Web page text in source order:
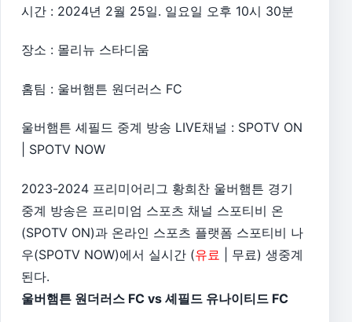
시간 : 2024년 2월 25일. 일요일 오후 10시 30분
장소 : 몰리뉴 스타디움
홈팀 : 울버햄튼 원더러스 FC
울버햄튼 셰필드 중계 방송 LIVE채널 : SPOTV ON
| SPOTV NOW
2023-2024 프리미어리그 황희찬 울버햄튼 경기
중계 방송은 프리미엄 스포츠 채널 스포티비 온
(SPOTV ON)과 온라인 스포츠 플랫폼 스포티비 나
우(SPOTV NOW)에서 실시간 (유료 | 무료) 생중계
된다.
울버햄튼 원더러스 FC vs 셰필드 유나이티드 FC